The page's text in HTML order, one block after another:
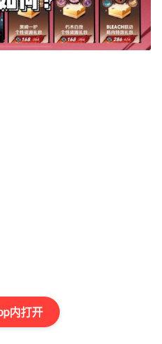
内打开